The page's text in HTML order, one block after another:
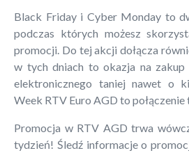
Black Friday i Cyber Monday to
podczas których możesz
promocji. Do tej akcji dołącza
w tych dniach to okazja na zakup
elektronicznego taniej nawet o
Week RTV Euro AGD to połączenie
Promocja w RTV AGD trwa
tydzień! Śledź informacje o